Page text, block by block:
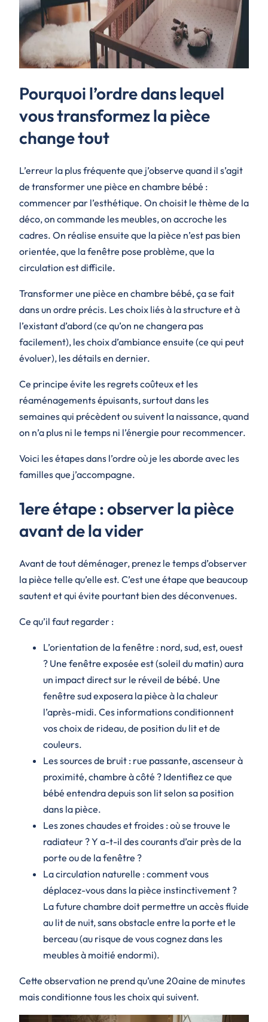
Pourquoi l’ordre dans lequel
vous transformez la pièce
change tout
L’erreur la plus fréquente que j’observe quand il s’agit
de transformer une pièce en chambre bébé :
commencer par l’esthétique. On choisit le thème de la
déco, on commande les meubles, on accroche les
cadres. On réalise ensuite que la pièce n’est pas bien
orientée, que la fenêtre pose problème, que la
circulation est difficile.
Transformer une pièce en chambre bébé, ça se fait
dans un ordre précis. Les choix liés à la structure et à
l’existant d’abord (ce qu’on ne changera pas
facilement), les choix d’ambiance ensuite (ce qui peut
évoluer), les détails en dernier.
Ce principe évite les regrets coûteux et les
réaménagements épuisants, surtout dans les
semaines qui précèdent ou suivent la naissance, quand
on n’a plus ni le temps ni l’énergie pour recommencer.
Voici les étapes dans l’ordre où je les aborde avec les
familles que j’accompagne.
1ere étape : observer la pièce
avant de la vider
Avant de tout déménager, prenez le temps d’observer
la pièce telle qu’elle est. C’est une étape que beaucoup
sautent et qui évite pourtant bien des déconvenues.
Ce qu’il faut regarder :
L’orientation de la fenêtre : nord, sud, est, ouest
? Une fenêtre exposée est (soleil du matin) aura
un impact direct sur le réveil de bébé. Une
fenêtre sud exposera la pièce à la chaleur
l’après-midi. Ces informations conditionnent
vos choix de rideau, de position du lit et de
couleurs.
Les sources de bruit : rue passante, ascenseur à
proximité, chambre à côté ? Identifiez ce que
bébé entendra depuis son lit selon sa position
dans la pièce.
Les zones chaudes et froides : où se trouve le
radiateur ? Y a-t-il des courants d’air près de la
porte ou de la fenêtre ?
La circulation naturelle : comment vous
déplacez-vous dans la pièce instinctivement ?
La future chambre doit permettre un accès fluide
au lit de nuit, sans obstacle entre la porte et le
berceau (au risque de vous cognez dans les
meubles à moitié endormi).
Cette observation ne prend qu’une 20aine de minutes
mais conditionne tous les choix qui suivent.